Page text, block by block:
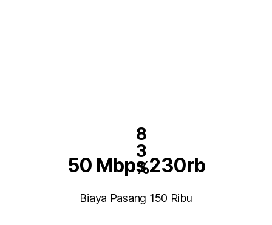
8
3
%
50 Mbps 230rb
Biaya Pasang 150 Ribu